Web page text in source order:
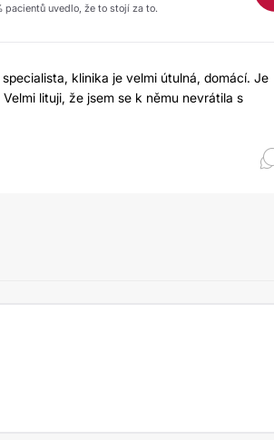
pacientů uvedlo, že to stojí za to.
klinika je velmi útulná, domácí. Je
lituji, že jsem se k němu nevrátila s